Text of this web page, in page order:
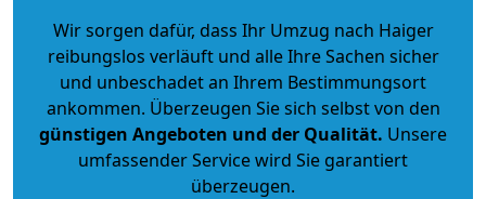
Wir sorgen dafür, dass Ihr Umzug nach Haiger
reibungslos verläuft und alle Ihre Sachen sicher
und unbeschadet an Ihrem Bestimmungsort
ankommen. Überzeugen Sie sich selbst von den
günstigen Angeboten und der Qualität. Unsere
umfassender Service wird Sie garantiert
überzeugen.